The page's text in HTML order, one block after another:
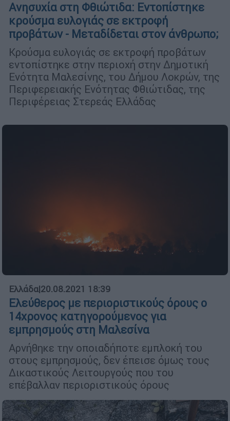
Ανησυχία στη Φθιώτιδα: Εντοπίστηκε
κρούσμα ευλογιάς σε εκτροφή
προβάτων - Μεταδίδεται στον άνθρωπο;
Κρούσμα ευλογιάς σε εκτροφή προβάτων
εντοπίστηκε στην περιοχή στην Δημοτική
Ενότητα Μαλεσίνης, του Δήμου Λοκρών, της
Περιφερειακής Ενότητας Φθιώτιδας, της
Περιφέρειας Στερεάς Ελλάδας
Ελλάδα|20.08.2021 18:39
Ελεύθερος με περιοριστικούς όρους ο
14χρονος κατηγορούμενος για
εμπρησμούς στη Μαλεσίνα
Αρνήθηκε την οποιαδήποτε εμπλοκή του
στους εμπρησμούς, δεν έπεισε όμως τους
Δικαστικούς Λειτουργούς που του
επέβαλλαν περιοριστικούς όρους